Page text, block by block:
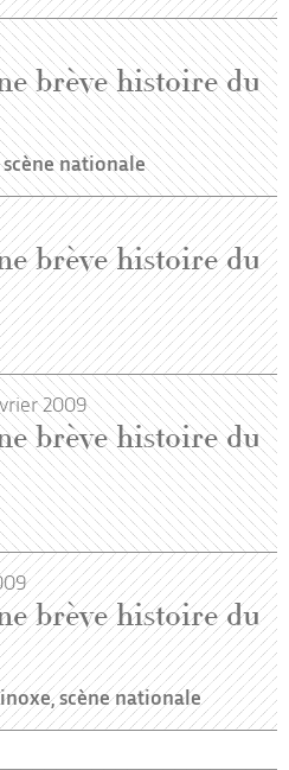
brève histoire du
scène nationale
brève histoire du
2009
brève histoire du
brève histoire du
scène nationale